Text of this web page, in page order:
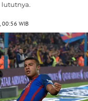
lututnya.
00:56 WIB